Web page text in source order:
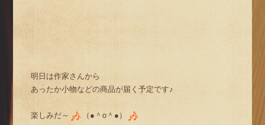
明日は作家さんから
あったか小物などの商品が届く予定です♪
楽しみだ～ （●＾o＾●）